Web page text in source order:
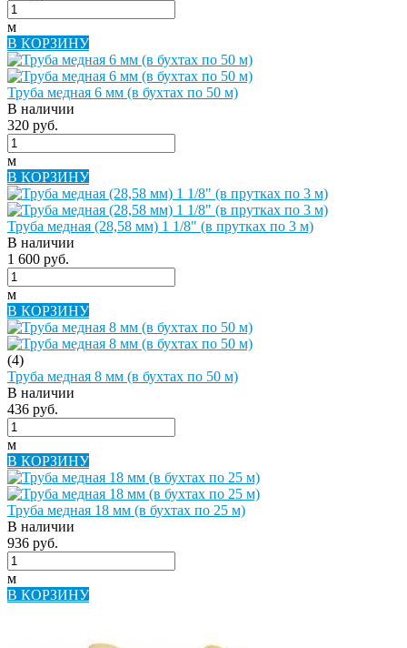
м
В КОРЗИНУ
Труба медная 6 мм (в бухтах по 50 м)
В наличии
320 руб.
м
В КОРЗИНУ
Труба медная (28,58 мм) 1 1/8" (в прутках по 3 м)
В наличии
1 600 руб.
м
В КОРЗИНУ
(4)
Труба медная 8 мм (в бухтах по 50 м)
В наличии
436 руб.
м
В КОРЗИНУ
Труба медная 18 мм (в бухтах по 25 м)
В наличии
936 руб.
м
В КОРЗИНУ